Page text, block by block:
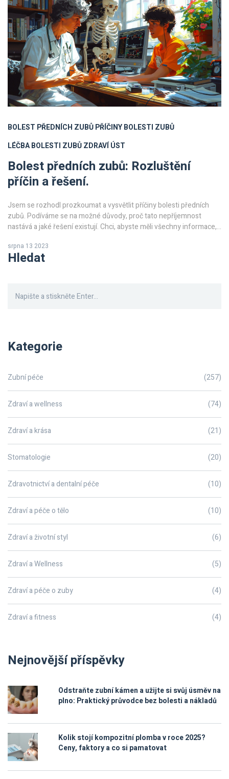
BOLEST PŘEDNÍCH ZUBŮPŘÍČINY BOLESTI ZUBŮ
LÉČBA BOLESTI ZUBŮZDRAVÍ ÚST
Bolest předních zubů: Rozluštění
příčin a řešení.
Jsem se rozhodl prozkoumat a vysvětlit příčiny bolesti předních
zubů. Podíváme se na možné důvody, proč tato nepříjemnost
nastává a jaké řešení existují. Chci, abyste měli všechny informace,
problém. Přečtěte si můj článek a snad vám poskytne klíč k úlevě od
bolesti.
srpna 13 2023
Hledat
Kategorie
Zubní péče (257)
Zdraví a wellness (74)
Zdraví a krása (21)
Stomatologie (20)
Zdravotnictví a dentalní péče (10)
Zdraví a péče o tělo (10)
Zdraví a životní styl (6)
Zdraví a Wellness (5)
Zdraví a péče o zuby (4)
Zdraví a fitness (4)
Nejnovější příspěvky
Odstraňte zubní kámen a užijte si svůj úsměv na
plno: Praktický průvodce bez bolesti a nákladů
Kolik stojí kompozitní plomba v roce 2025?
Ceny, faktory a co si pamatovat